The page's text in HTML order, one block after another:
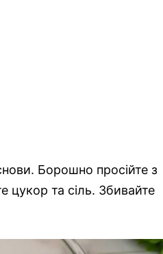
Борошно просійте з
цукор та сіль. Збивайте